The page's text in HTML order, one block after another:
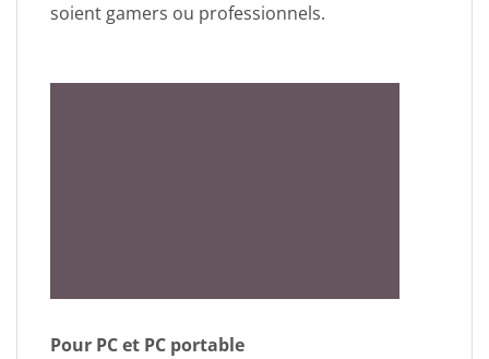
soient gamers ou professionnels.
Pour PC et PC portable